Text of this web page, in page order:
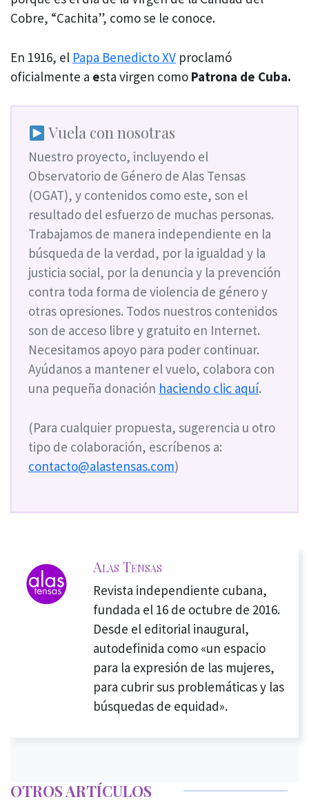
Cobre, “Cachita”, como se le conoce.
En 1916, el Papa Benedicto XV proclamó
oficialmente a esta virgen como Patrona de Cuba.
Vuela con nosotras
Nuestro proyecto, incluyendo el
Observatorio de Género de Alas Tensas
(OGAT), y contenidos como este, son el
resultado del esfuerzo de muchas personas.
Trabajamos de manera independiente en la
búsqueda de la verdad, por la igualdad y la
justicia social, por la denuncia y la prevención
contra toda forma de violencia de género y
otras opresiones. Todos nuestros contenidos
son de acceso libre y gratuito en Internet.
Necesitamos apoyo para poder continuar.
Ayúdanos a mantener el vuelo, colabora con
una pequeña donación haciendo clic aquí.
(Para cualquier propuesta, sugerencia u otro
tipo de colaboración, escríbenos a:
contacto@alastensas.com)
Alas Tensas
Revista independiente cubana,
fundada el 16 de octubre de 2016.
Desde el editorial inaugural,
autodefinida como «un espacio
para la expresión de las mujeres,
para cubrir sus problemáticas y las
búsquedas de equidad».
OTROS ARTÍCULOS